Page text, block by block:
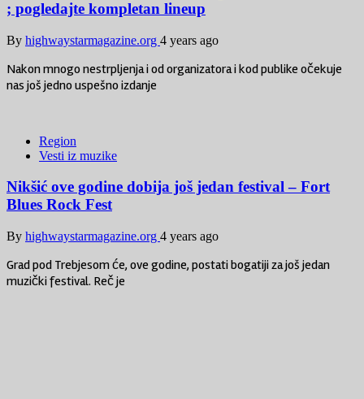
; pogledajte kompletan lineup
By highwaystarmagazine.org 4 years ago
Nakon mnogo nestrpljenja i od organizatora i kod publike očekuje
nas još jedno uspešno izdanje
Region
Vesti iz muzike
Nikšić ove godine dobija još jedan festival – Fort
Blues Rock Fest
By highwaystarmagazine.org 4 years ago
Grad pod Trebjesom će, ove godine, postati bogatiji za još jedan
muzički festival. Reč je